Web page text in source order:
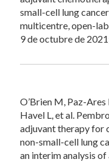
small-cell lung
multicentre, open-
9 de octubre de
O’Brien M, Paz-Ares
Havel L, et al.
adjuvant therapy for
non-small-cell lung
an interim analysis